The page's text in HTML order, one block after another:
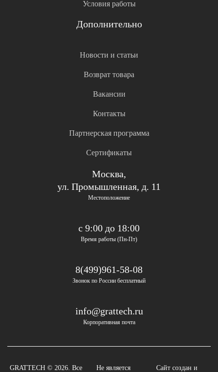
Условия работы
Дополнительно
Новости и статьи
Возврат товара
Вакансии
Контакты
Партнерская программа
Сертификаты
Москва,
ул. Промышленная, д. 11
Местоположение
с 9:00 до 18:00
Время работы (Пн-Пт)
8(499)961-58-08
Звонок по России бесплатный
info@grattech.ru
Корпоративная почта
GRATTECH © 2026. Все
Не является
Сайт создан и